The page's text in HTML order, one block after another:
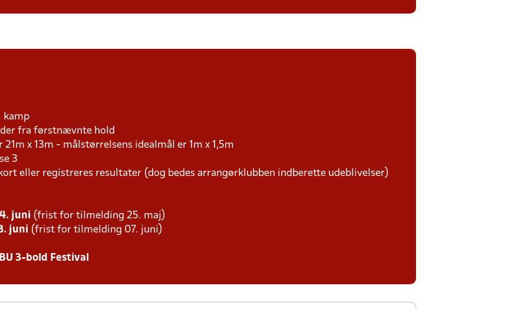
kamp
fra førstnævnte hold
x 13m - målstørrelsens idealmål er 1m x 1,5m
3
eller registreres resultater (dog bedes arrangørklubben indberette udeblivelser)
juni (frist for tilmelding 25. maj)
juni (frist for tilmelding 07. juni)
3-bold Festival